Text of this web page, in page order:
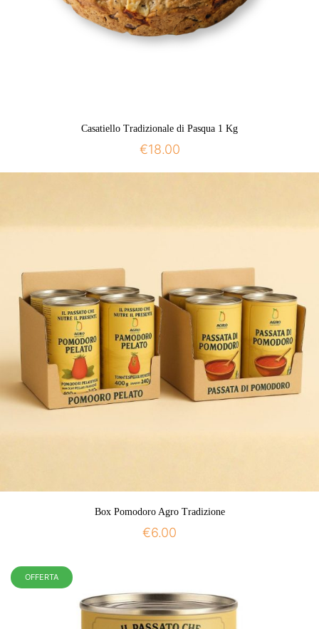
Casatiello Tradizionale di Pasqua 1 Kg
€18.00
Box Pomodoro Agro Tradizione
€6.00
OFFERTA